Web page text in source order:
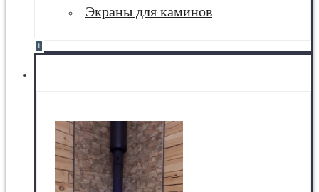
Экраны для каминов
+